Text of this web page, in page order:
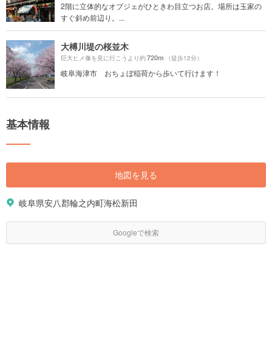
2階に立体的なオブジェがひときわ目立つお店。場所は玉家の
すぐ斜め前辺り。...
大榑川堤の桜並木
巨大ヒメ像を見に行こうより約720m （徒歩12分）
岐阜海津市 おちょぼ稲荷から歩いて行けます！
基本情報
地図を見る
岐阜県安八郡輪之内町海松新田
Googleで検索